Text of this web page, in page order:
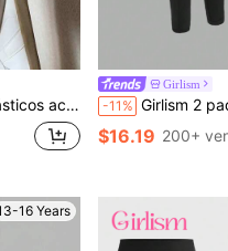
otoño/invierno
Girlism
-11% Girlism 2 paquetes de mallas para adolescentes con
$16.19 200+
16 Years